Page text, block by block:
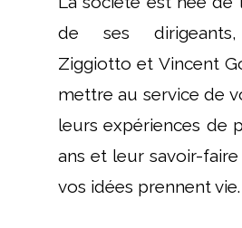
de ses dirigeants,
Ziggiotto et Vincent
mettre au service de
leurs expériences de
ans et leur savoir-
vos idées prennent vie.